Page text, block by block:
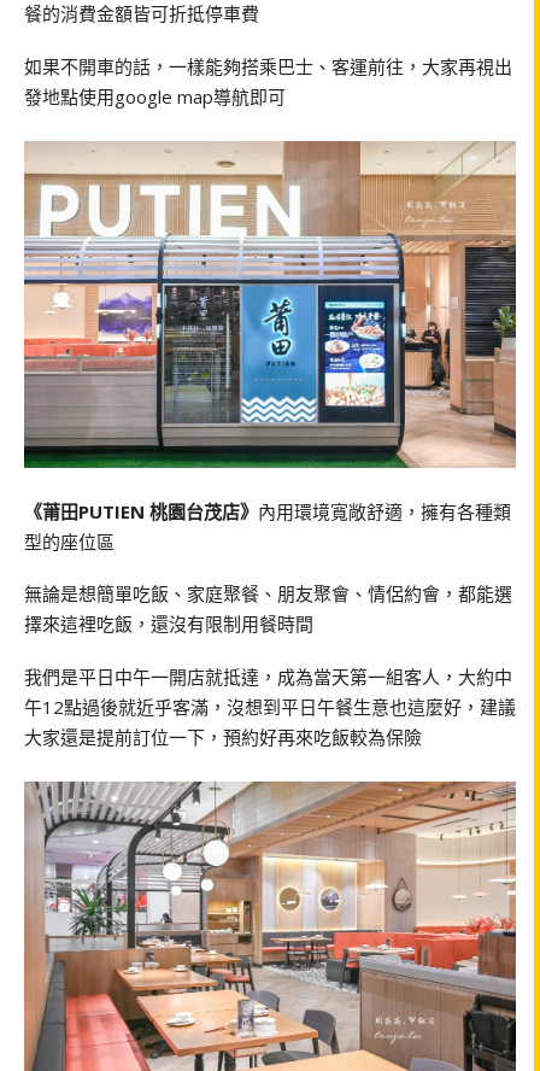
餐的消費金額皆可折抵停車費
如果不開車的話，一樣能夠搭乘巴士、客運前往，大家再視出
發地點使用google map導航即可
《莆田PUTIEN 桃園台茂店》 內用環境寬敞舒適，擁有各種類
型的座位區
無論是想簡單吃飯、家庭聚餐、朋友聚會、情侶約會，都能選
擇來這裡吃飯，還沒有限制用餐時間
我們是平日中午一開店就抵達，成為當天第一組客人，大約中
午12點過後就近乎客滿，沒想到平日午餐生意也這麼好，建議
大家還是提前訂位一下，預約好再來吃飯較為保險